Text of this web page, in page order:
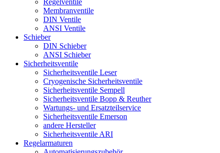
Membranventile
DIN Ventile
ANSI Ventile
Schieber
DIN Schieber
ANSI Schieber
Sicherheitsventile
Sicherheitsventile Leser
Cryogenische Sicherheitsventile
Sicherheitsventile Sempell
Sicherheitsventile Bopp & Reuther
Wartungs- und Ersatzteilservice
Sicherheitsventile Emerson
andere Hersteller
Sicherheitsventile ARI
Regelarmaturen